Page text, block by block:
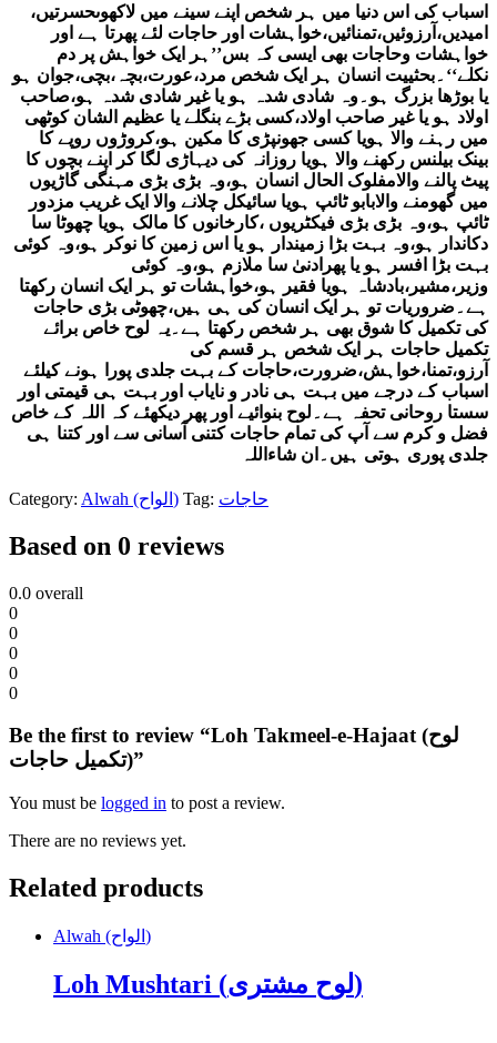
اسباب کی اس دنیا میں ہر شخص اپنے سینے میں لاکھوںحسرتیں،
امیدیں،آرزوئیں،تمنائیں،خواہشات اور حاجات لئے پھرتا ہے اور
خواہشات وحاجات بھی ایسی کہ بس’’ہر ایک خواہش پر دم
نکلے‘‘۔بحثییت انسان ہر ایک شخص مرد،عورت،بچہ،بچی،جوان ہو
یا بوڑھا بزرگ ہو۔وہ شادی شدہ ہو یا غیر شادی شدہ ہو،صاحب
اولاد ہو یا غیر صاحب اولاد،کسی بڑے بنگلے یا عظیم الشان کوٹھی
میں رہنے والا ہویا کسی جھونپڑی کا مکین ہو،کروڑوں روپے کا
بینک بیلنس رکھنے والا ہویا روزانہ کی دیہاڑی لگا کر اپنے بچوں کا
پیٹ پالنے والامفلوک الحال انسان ہو،وہ بڑی بڑی مہنگی گاڑیوں
میں گھومنے والابابو ٹائپ ہویا سائیکل چلانے والا ایک غریب مزدور
ٹائپ ہو،وہ بڑی بڑی فیکٹریوں ،کارخانوں کا مالک ہویا چھوٹا سا
دکاندار ہو،وہ بہت بڑا زمیندار ہو یا اس زمین کا نوکر ہو،وہ کوئی
بہت بڑا افسر ہو یا پھرادنیٰ سا ملازم ہو،وہ کوئی
وزیر،مشیر،بادشاہ ہویا فقیر ہو،خواہشات تو ہر ایک انسان رکھتا
ہے۔ضروریات تو ہر ایک انسان کی ہی ہیں،چھوٹی بڑی حاجات
کی تکمیل کا شوق بھی ہر شخص رکھتا ہے۔یہ لوح خاص برائے
تکمیل حاجات ہر ایک شخص ہر قسم کی
آرزو،تمنا،خواہش،ضرورت،حاجات کے بہت جلدی پورا ہونے کیلئے
اسباب کے درجے میں بہت ہی نادر و نایاب اور بہت ہی قیمتی اور
سستا روحانی تحفہ ہے۔لوح بنوائیے اور پھر دیکھئے کہ اللہ کے خاص
فضل و کرم سے آپ کی تمام حاجات کتنی آسانی سے اور کتنا ہی
جلدی پوری ہوتی ہیں۔ان شاءاللہ
Category: Alwah (الواح) Tag: حاجات
Based on 0 reviews
0.0 overall
0
0
0
0
0
Be the first to review “Loh Takmeel-e-Hajaat (لوح
تکمیل حاجات)”
You must be logged in to post a review.
There are no reviews yet.
Related products
Alwah (الواح)
Loh Mushtari (لوح مشتری)